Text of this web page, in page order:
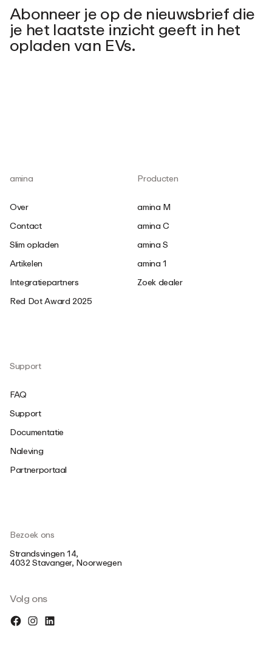
Abonneer je op de nieuwsbrief die
je het laatste inzicht geeft in het
opladen van EVs.
amina
Over
Contact
Slim opladen
Artikelen
Integratiepartners
Red Dot Award 2025
Producten
amina M
amina C
amina S
amina 1
Zoek dealer
Support
FAQ
Support
Documentatie
Naleving
Partnerportaal
Volg ons
Bezoek ons
Strandsvingen 14,
4032 Stavanger, Noorwegen